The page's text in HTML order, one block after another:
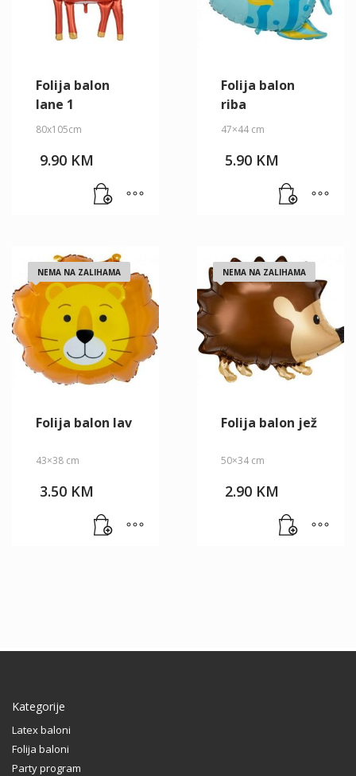
Folija balon
lane 1
80x105cm
9.90 KM
Folija balon
riba
47×44 cm
5.90 KM
NEMA NA ZALIHAMA
Folija balon lav
43×38 cm
3.50 KM
NEMA NA ZALIHAMA
Folija balon jež
50×34 cm
2.90 KM
Kategorije
Latex baloni
Folija baloni
Party program